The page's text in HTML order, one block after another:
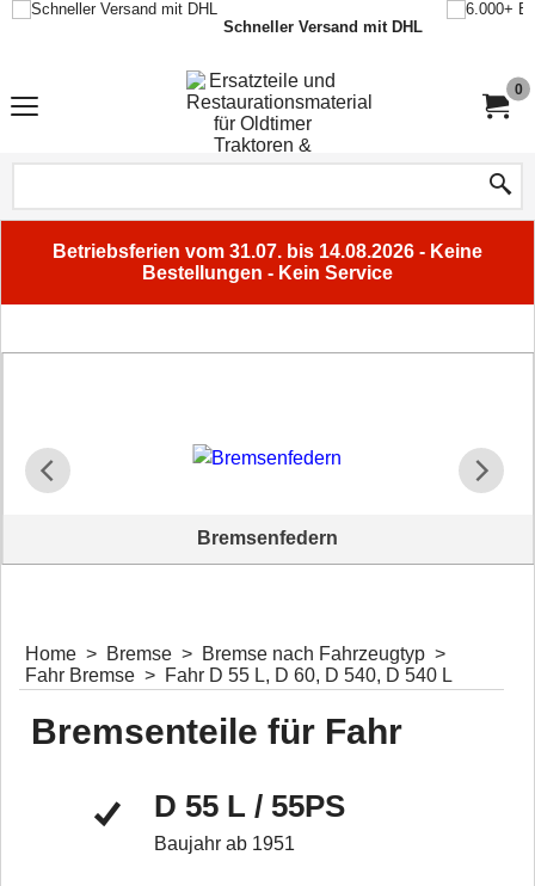
Schneller Versand mit DHL
0
Betriebsferien vom 31.07. bis 14.08.2026 - Keine
Bestellungen - Kein Service
Bremsenfedern
Home > Bremse > Bremse nach Fahrzeugtyp >
Fahr Bremse > Fahr D 55 L, D 60, D 540, D 540 L
Bremsenteile für Fahr
D 55 L / 55PS
Baujahr ab 1951